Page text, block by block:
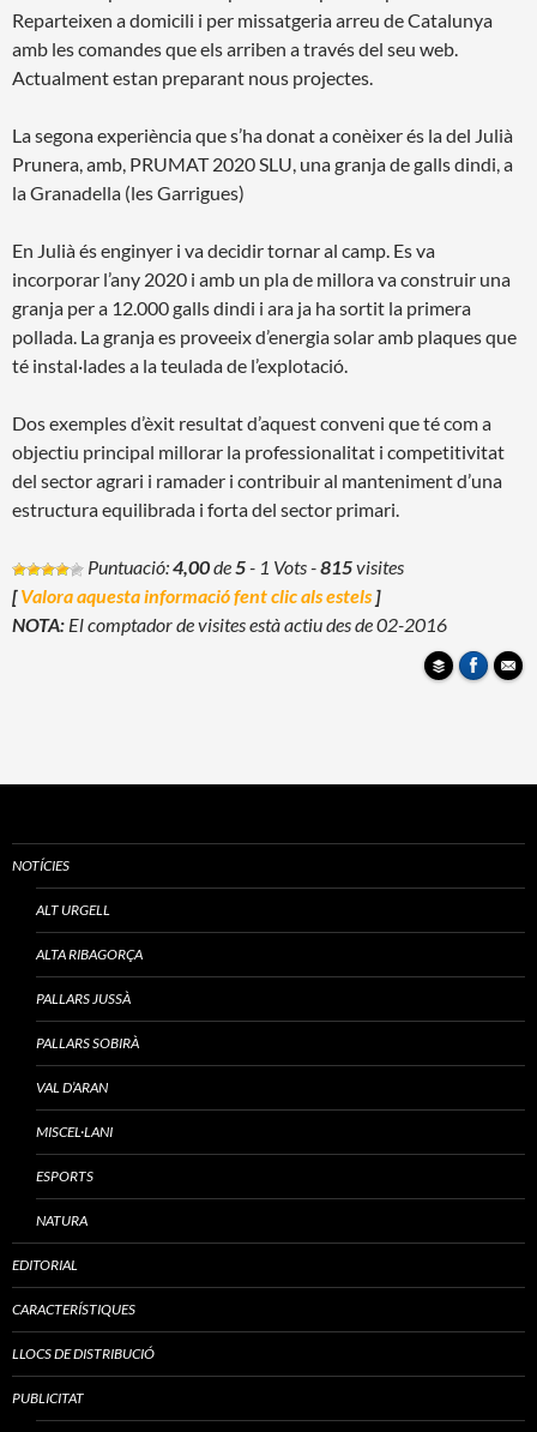
Reparteixen a domicili i per missatgeria arreu de Catalunya
amb les comandes que els arriben a través del seu web.
Actualment estan preparant nous projectes.
La segona experiència que s’ha donat a conèixer és la del Julià
Prunera, amb, PRUMAT 2020 SLU, una granja de galls dindi, a
la Granadella (les Garrigues)
En Julià és enginyer i va decidir tornar al camp. Es va
incorporar l’any 2020 i amb un pla de millora va construir una
granja per a 12.000 galls dindi i ara ja ha sortit la primera
pollada. La granja es proveeix d’energia solar amb plaques que
té instal·lades a la teulada de l’explotació.
Dos exemples d’èxit resultat d’aquest conveni que té com a
objectiu principal millorar la professionalitat i competitivitat
del sector agrari i ramader i contribuir al manteniment d’una
estructura equilibrada i forta del sector primari.
Puntuació:4,00de5- 1 Vots-815visites
[Valora aquesta informació fent clic als estels ]
NOTA: El comptador de visites està actiu des de 02-2016
NOTÍCIES
ALT URGELL
ALTA RIBAGORÇA
PALLARS JUSSÀ
PALLARS SOBIRÀ
VAL D’ARAN
MISCEL·LANI
ESPORTS
NATURA
EDITORIAL
CARACTERÍSTIQUES
LLOCS DE DISTRIBUCIÓ
PUBLICITAT